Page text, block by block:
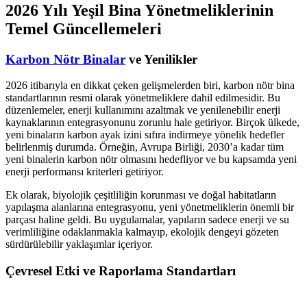
2026 Yılı Yeşil Bina Yönetmeliklerinin
Temel Güncellemeleri
Karbon Nötr Binalar ve Yenilikler
2026 itibarıyla en dikkat çeken gelişmelerden biri, karbon nötr bina
standartlarının resmi olarak yönetmeliklere dahil edilmesidir. Bu
düzenlemeler, enerji kullanımını azaltmak ve yenilenebilir enerji
kaynaklarının entegrasyonunu zorunlu hale getiriyor. Birçok ülkede,
yeni binaların karbon ayak izini sıfıra indirmeye yönelik hedefler
belirlenmiş durumda. Örneğin, Avrupa Birliği, 2030’a kadar tüm
yeni binalerin karbon nötr olmasını hedefliyor ve bu kapsamda yeni
enerji performansı kriterleri getiriyor.
Ek olarak, biyolojik çeşitliliğin korunması ve doğal habitatların
yapılaşma alanlarına entegrasyonu, yeni yönetmeliklerin önemli bir
parçası haline geldi. Bu uygulamalar, yapıların sadece enerji ve su
verimliliğine odaklanmakla kalmayıp, ekolojik dengeyi gözeten
sürdürülebilir yaklaşımlar içeriyor.
Çevresel Etki ve Raporlama Standartları